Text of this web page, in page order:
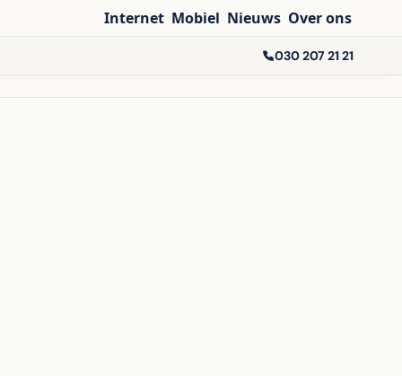
Internet Mobiel Nieuws Over ons
030 207 21 21